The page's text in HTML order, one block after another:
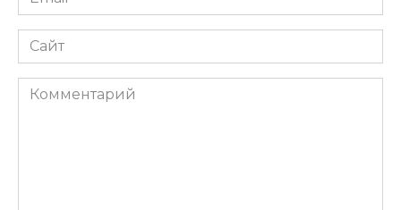
*
Сайт
Комментарий